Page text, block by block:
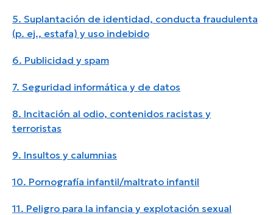
5. Suplantación de identidad, conducta fraudulenta
(p. ej., estafa) y uso indebido
6. Publicidad y spam
7. Seguridad informática y de datos
8. Incitación al odio, contenidos racistas y
terroristas
9. Insultos y calumnias
10. Pornografía infantil/maltrato infantil
11. Peligro para la infancia y explotación sexual